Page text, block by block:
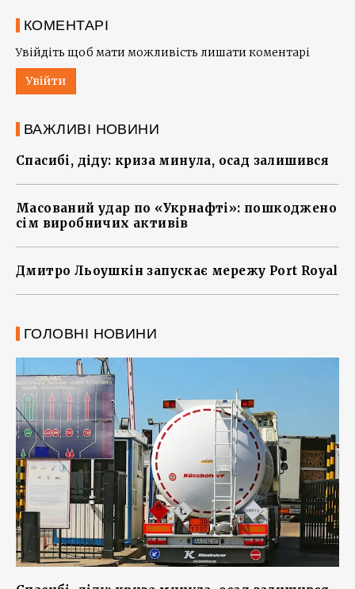
КОМЕНТАРІ
Увійдіть щоб мати можливість лишати коментарі
Увійти
ВАЖЛИВІ НОВИНИ
Спасибі, діду: криза минула, осад залишився
Масований удар по «Укрнафті»: пошкоджено
сім виробничих активів
Дмитро Льоушкін запускає мережу Port Royal
ГОЛОВНІ НОВИНИ